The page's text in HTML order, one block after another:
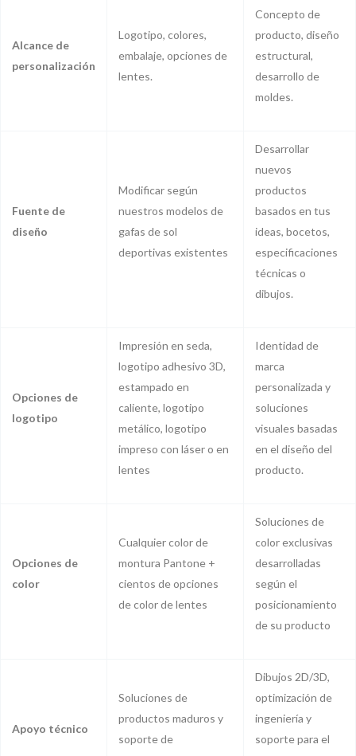
Alcance de
personalización
Logotipo, colores,
embalaje, opciones de
lentes.
Concepto de
producto, diseño
estructural,
desarrollo de
moldes.
Fuente de
diseño
Modificar según
nuestros modelos de
gafas de sol
deportivas existentes
Desarrollar
nuevos
productos
basados ​​en tus
ideas, bocetos,
especificaciones
técnicas o
dibujos.
Opciones de
logotipo
Impresión en seda,
logotipo adhesivo 3D,
estampado en
caliente, logotipo
metálico, logotipo
impreso con láser o en
lentes
Identidad de
marca
personalizada y
soluciones
visuales basadas
en el diseño del
producto.
Opciones de
color
Cualquier color de
montura Pantone +
cientos de opciones
de color de lentes
Soluciones de
color exclusivas
desarrolladas
según el
posicionamiento
de su producto
Apoyo técnico
Soluciones de
productos maduros y
soporte de
Dibujos 2D/3D,
optimización de
ingeniería y
soporte para el